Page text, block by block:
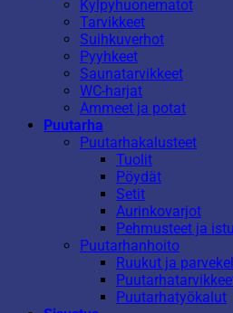
Kylpyhuonematot
Tarvikkeet
Suihkuverhot
Pyyhkeet
Saunatarvikkeet
WC-harjat
Ammeet ja potat
Puutarha
Puutarhakalusteet
Tuolit
Pöydät
Setit
Aurinkovarjot
Pehmusteet ja
Puutarhanhoito
Ruukut ja
Puutarhatyökalut